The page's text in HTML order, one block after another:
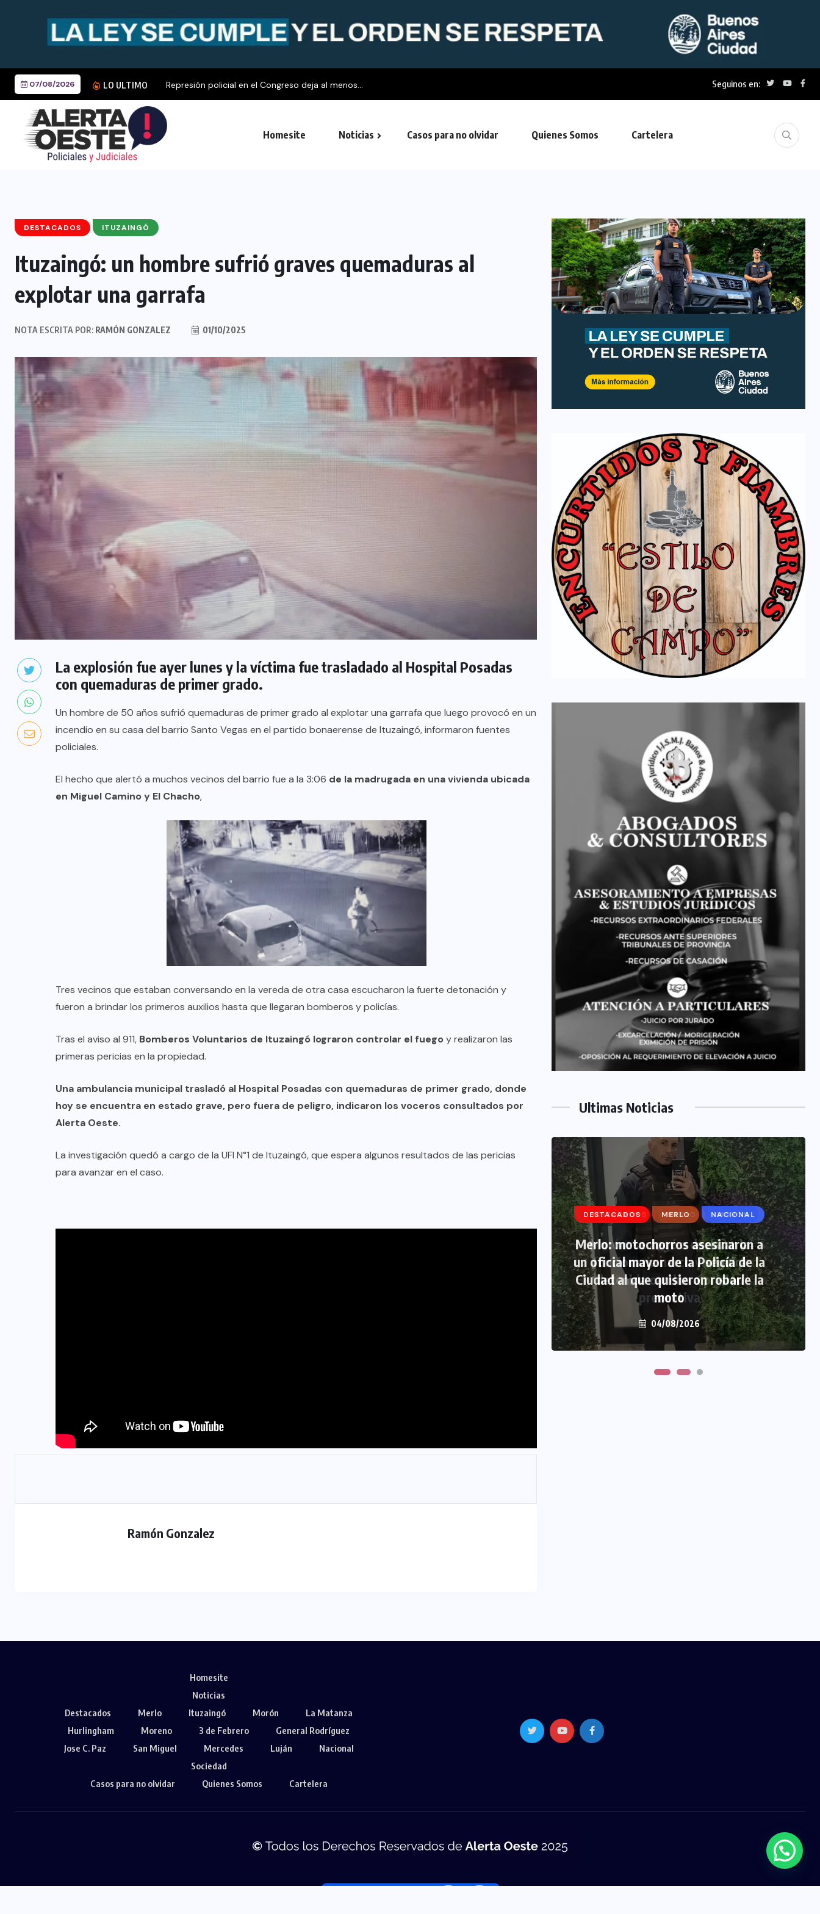
07/08/2026 LO ULTIMO Represión policial en el Congreso deja al menos... Seguinos en:
Homesite Noticias Casos para no olvidar Quienes Somos Cartelera
DESTACADOS ITUZAINGÓ
Ituzaingó: un hombre sufrió graves quemaduras al
explotar una garrafa
NOTA ESCRITA POR: RAMÓN GONZALEZ 01/10/2025
La explosión fue ayer lunes y la víctima fue trasladado al Hospital Posadas
con quemaduras de primer grado.
Un hombre de 50 años sufrió quemaduras de primer grado al explotar una garrafa que luego provocó en un
incendio en su casa del barrio Santo Vegas en el partido bonaerense de Ituzaingó, informaron fuentes
policiales.
El hecho que alertó a muchos vecinos del barrio fue a la 3:06 de la madrugada en una vivienda ubicada
en Miguel Camino y El Chacho,
Tres vecinos que estaban conversando en la vereda de otra casa escucharon la fuerte detonación y
fueron a brindar los primeros auxilios hasta que llegaran bomberos y policías.
Tras el aviso al 911, Bomberos Voluntarios de Ituzaingó lograron controlar el fuegoy realizaron las
primeras pericias en la propiedad.
Una ambulancia municipal trasladó al Hospital Posadas con quemaduras de primer grado, donde
hoy se encuentra en estado grave, pero fuera de peligro, indicaron los voceros consultados por
Alerta Oeste.
La investigación quedó a cargo de la UFI N°1 de Ituzaingó, que espera algunos resultados de las pericias
para avanzar en el caso.
Ramón Gonzalez
Ultimas Noticias
DESTACADOS MERLO MORÓN
Morón: se negó a declarar la
funcionaria narco y seguirá
detenida camino a prisión
preventiva
04/08/2026
Homesite
Noticias
Destacados
Merlo Ituzaingó Morón
La Matanza
Hurlingham
Moreno 3 de Febrero
General Rodríguez
Jose C. Paz
San Miguel Mercedes Luján
Nacional
Sociedad
Casos para no olvidar
Quienes Somos Cartelera